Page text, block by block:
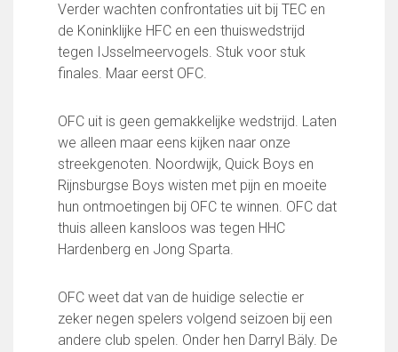
Contact
Vertrouwenspersonen
Financieel contactpersoon
Ruimte reserveren/huren
VOLG ONS OP:
Verder wachten confrontaties uit bij TEC en
de Koninklijke HFC en een thuiswedstrijd
tegen IJsselmeervogels. Stuk voor stuk
finales. Maar eerst OFC.
OFC uit is geen gemakkelijke wedstrijd. Laten
we alleen maar eens kijken naar onze
streekgenoten. Noordwijk, Quick Boys en
Rijnsburgse Boys wisten met pijn en moeite
hun ontmoetingen bij OFC te winnen. OFC dat
thuis alleen kansloos was tegen HHC
Hardenberg en Jong Sparta.
OFC weet dat van de huidige selectie er
zeker negen spelers volgend seizoen bij een
andere club spelen. Onder hen Darryl Bäly. De